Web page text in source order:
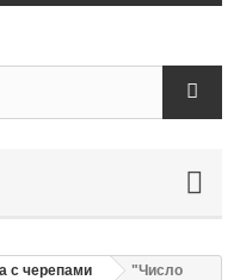
с черепами
"Число